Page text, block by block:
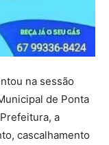
na sessão
de Ponta
a
cascalhamento